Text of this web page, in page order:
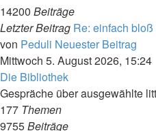
14200 Beiträge
Letzter Beitrag Re: einfach bloß
von Peduli Neuester Beitrag
Mittwoch 5. August 2026, 15:24
Die Bibliothek
Gespräche über ausgewählte
177 Themen
9755Beiträge